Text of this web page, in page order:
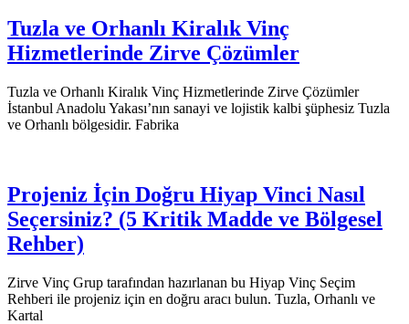
Tuzla ve Orhanlı Kiralık Vinç
Hizmetlerinde Zirve Çözümler
Tuzla ve Orhanlı Kiralık Vinç Hizmetlerinde Zirve Çözümler
İstanbul Anadolu Yakası’nın sanayi ve lojistik kalbi şüphesiz Tuzla
ve Orhanlı bölgesidir. Fabrika
Projeniz İçin Doğru Hiyap Vinci Nasıl
Seçersiniz? (5 Kritik Madde ve Bölgesel
Rehber)
Zirve Vinç Grup tarafından hazırlanan bu Hiyap Vinç Seçim
Rehberi ile projeniz için en doğru aracı bulun. Tuzla, Orhanlı ve
Kartal